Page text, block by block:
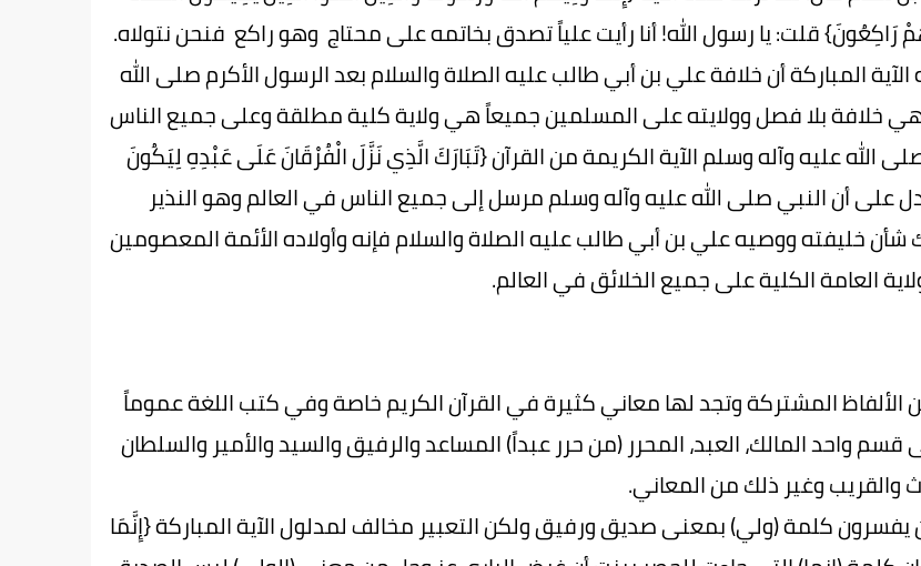
رَاكِعُونَ} قلت: يا رسول الله! أنا رأيت علياً تصدق بخاتمه على محتاج وهو راكع فنحن نتولاه.
المباركة أن خلافة علي بن أبي طالب عليه الصلاة والسلام بعد الرسول الأكرم صلى الله
خلافة بلا فصل وولايته على المسلمين جميعاً هي ولاية كلية مطلقة وعلى جميع الناس
الله عليه وآله وسلم الآية الكريمة من القرآن {تَبَارَكَ الَّذِي نَزَّلَ الْفُرْقَانَ عَلَى عَبْدِهِ لِيَكُونَ
على أن النبي صلى الله عليه وآله وسلم مرسل إلى جميع الناس في العالم وهو النذير
خليفته ووصيه علي بن أبي طالب عليه الصلاة والسلام فإنه وأولاده الأئمة المعصومين
العامة الكلية على جميع الخلائق في العالم.
المشتركة وتجد لها معاني كثيرة في القرآن الكريم خاصة وفي كتب اللغة عموماً
واحد المالك، العبد، المحرر (من حرر عبداً) المساعد والرفيق والسيد والأمير والسلطان
والقريب وغير ذلك من المعاني.
كلمة (ولي) بمعنى صديق ورفيق ولكن التعبير مخالف لمدلول الآية المباركة {إِنَّمَا